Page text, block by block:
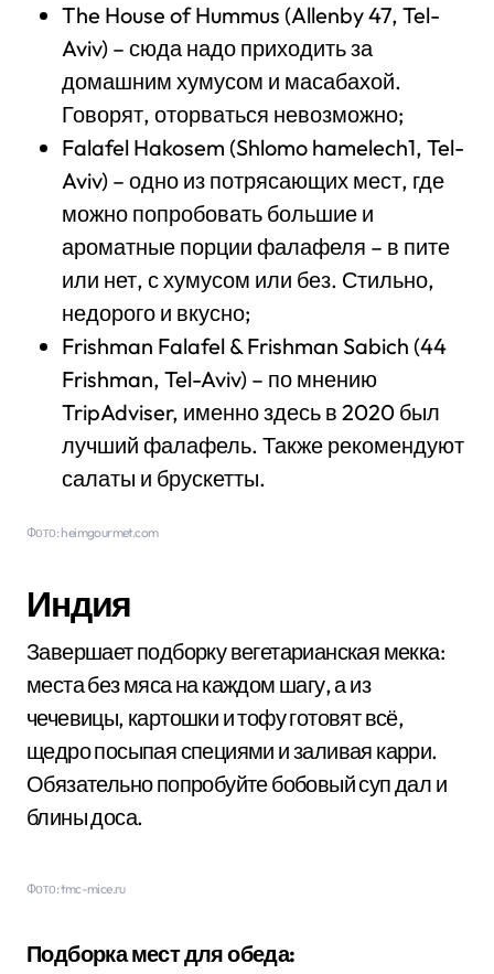
The House of Hummus (Allenby 47, Tel-
Aviv) – сюда надо приходить за
домашним хумусом и масабахой.
Говорят, оторваться невозможно;
Falafel Hakosem (Shlomo hamelech1, Tel-
Aviv) – одно из потрясающих мест, где
можно попробовать большие и
ароматные порции фалафеля – в пите
или нет, с хумусом или без. Стильно,
недорого и вкусно;
Frishman Falafel & Frishman Sabich (44
Frishman, Tel-Aviv) – по мнению
TripAdviser, именно здесь в 2020 был
лучший фалафель. Также рекомендуют
салаты и брускетты.
Фото: heimgourmet.com
Индия
Завершает подборку вегетарианская мекка:
места без мяса на каждом шагу, а из
чечевицы, картошки и тофу готовят всё,
щедро посыпая специями и заливая карри.
Обязательно попробуйте бобовый суп дал и
блины доса.
Фото: tmc-mice.ru
Подборка мест для обеда: